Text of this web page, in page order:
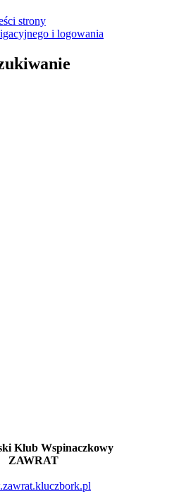
strony
i logowania
Klub Wspinaczkowy
ZAWRAT